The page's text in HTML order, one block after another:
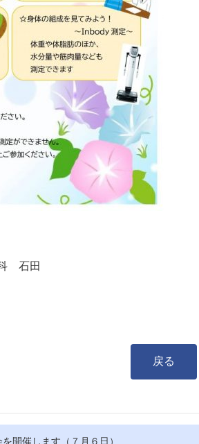
石田
戻る
開催します（７月６日）